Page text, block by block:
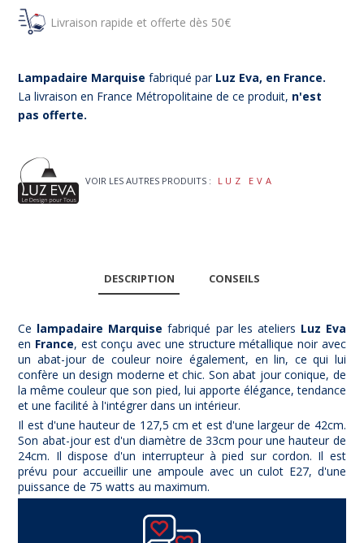
Livraison rapide et offerte dès 50€
Lampadaire Marquisefabriqué parLuz Eva, en France.
La livraison en France Métropolitaine de ce produit, n'est
pas offerte.
VOIR LES AUTRES PRODUITS : LUZ EVA
DESCRIPTION CONSEILS
Ce lampadaire Marquise fabriqué par les ateliers Luz Eva
en France, est conçu avec une structure métallique noir avec
un abat-jour de couleur noire également, en lin, ce qui lui
confère un design moderne et chic. Son abat jour conique, de
la même couleur que son pied, lui apporte élégance, tendance
et une facilité à l'intégrer dans un intérieur.
Il est d'une hauteur de 127,5 cm et est d'une largeur de 42cm.
Son abat-jour est d'un diamètre de 33cm pour une hauteur de
24cm. Il dispose d'un interrupteur à pied sur cordon. Il est
prévu pour accueillir une ampoule avec un culot E27, d'une
puissance de 75 watts au maximum.